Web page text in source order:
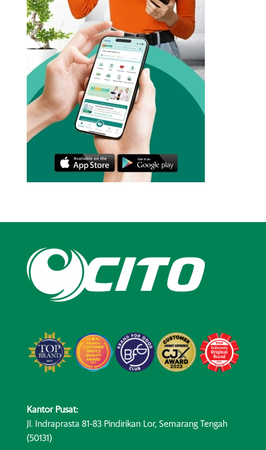
Kantor Pusat:
Jl. Indraprasta 81-83 Pindirikan Lor, Semarang Tengah
(50131)